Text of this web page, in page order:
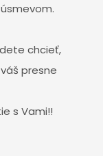
chcieť,
presne
s Vami!!